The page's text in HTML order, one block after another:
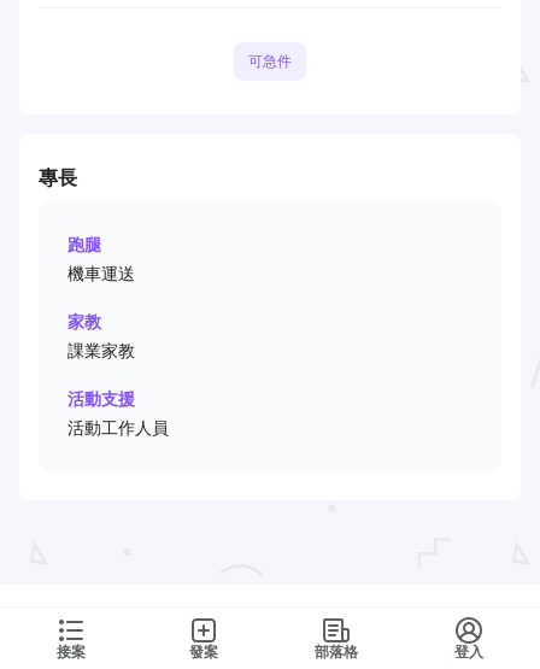
接案 發案 部落格 登入
可急件
專長
跑腿
機車運送
家教
課業家教
活動支援
活動工作人員